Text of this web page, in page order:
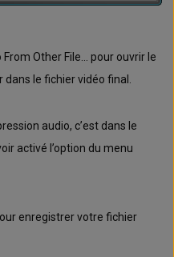
Other File… pour ouvrir le
le fichier vidéo final.
audio, c’est dans le
activé l’option du menu
enregistrer votre fichier